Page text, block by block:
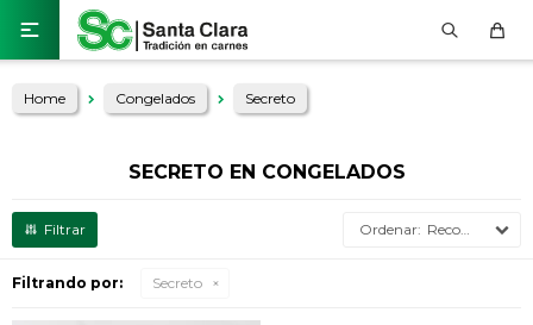

Home Congelados Secreto
SECRETO EN CONGELADOS
Recomendados
Filtrando por: Secreto